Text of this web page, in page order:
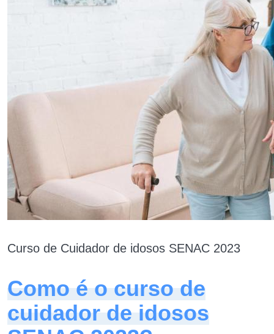
Curso de Cuidador de idosos SENAC 2023
Como é o curso de
cuidador de idosos